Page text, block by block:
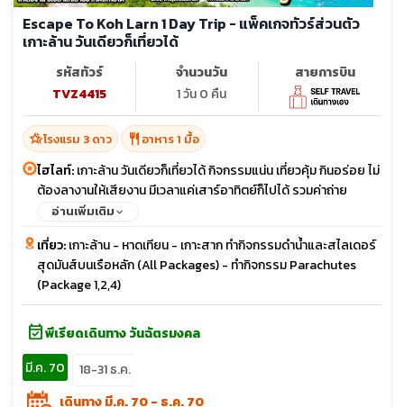
Escape To Koh Larn 1 Day Trip - แพ็คเกจทัวร์ส่วนตัว
เกาะล้าน วันเดียวก็เที่ยวได้
รหัสทัวร์
TVZ4415
จำนวนวัน
1 วัน 0 คืน
สายการบิน
hotel_classโรงแรม 3 ดาว restaurant อาหาร 1 มื้อ
ไฮไลท์:เกาะล้าน วันเดียวก็เที่ยวได้ กิจกรรมแน่น เที่ยวคุ้ม กินอร่อย ไม่
ต้องลางานให้เสียงาน มีเวลาแค่เสาร์อาทิตย์ก็ไปได้ รวมค่าถ่าย
รูป+VDO จากโดรน
อ่านเพิ่มเติม
เที่ยว:เกาะล้าน - หาดเทียน - เกาะสาก ทำกิจกรรมดำน้ำและสไลเดอร์
สุดมันส์บนเรือหลัก (All Packages) - ทำกิจกรรม Parachutes
(Package 1,2,4)
event_availableพีเรียดเดินทาง วันฉัตรมงคล
มี.ค. 70
18-31 ธ.ค.
เดินทาง มี.ค. 70 - ธ.ค. 70